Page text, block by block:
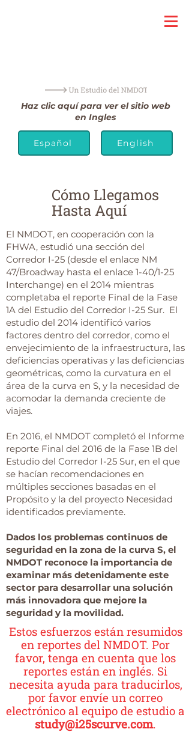
Haz clic aquí para ver el sitio web
en Ingles
Español English
Cómo Llegamos
Hasta Aquí
El NMDOT, en cooperación con la
FHWA, estudió una sección del
Corredor I-25 (desde el enlace NM
47/Broadway hasta el enlace 1-40/1-25
Interchange) en el 2014 mientras
completaba el reporte Final de la Fase
1A del Estudio del Corredor I-25 Sur. El
estudio del 2014 identificó varios
factores dentro del corredor, como el
envejecimiento de la infraestructura, las
deficiencias operativas y las deficiencias
geométricas, como la curvatura en el
área de la curva en S, y la necesidad de
acomodar la demanda creciente de
viajes.
En 2016, el NMDOT completó el Informe
reporte Final del 2016 de la Fase 1B del
Estudio del Corredor I-25 Sur, en el que
se hacían recomendaciones en
múltiples secciones basadas en el
Propósito y la del proyecto Necesidad
identificados previamente.
Dados los problemas continuos de
seguridad en la zona de la curva S, el
NMDOT reconoce la importancia de
examinar más detenidamente este
sector para desarrollar una solución
más innovadora que mejore la
seguridad y la movilidad.
Estos esfuerzos están resumidos
en reportes del NMDOT. Por
favor, tenga en cuenta que los
reportes están en inglés. Si
necesita ayuda para traducirlos,
por favor envíe un correo
electrónico al equipo de estudio a
study@i25scurve.com.